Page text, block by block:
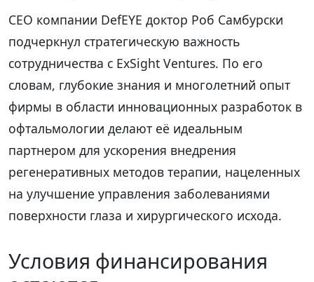
CEO компании DefEYE доктор Роб Самбурски
подчеркнул стратегическую важность
сотрудничества с ExSight Ventures. По его
словам, глубокие знания и многолетний опыт
фирмы в области инновационных разработок в
офтальмологии делают её идеальным
партнером для ускорения внедрения
регенеративных методов терапии, нацеленных
на улучшение управления заболеваниями
поверхности глаза и хирургического исхода.
Условия финансирования